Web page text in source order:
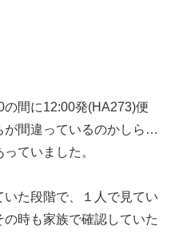
の間に12:00発(HA273)便
間違っているのかしら…
ていました。
た段階で、１人で見てい
時も家族で確認していた